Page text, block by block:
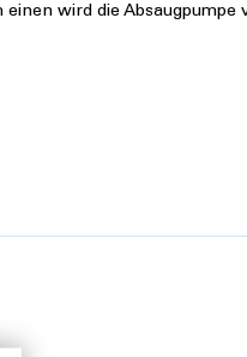
wird die